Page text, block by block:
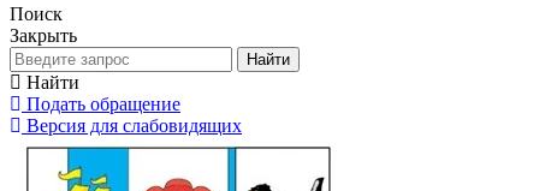
Поиск
Закрыть
Найти
Найти
Подать обращение
Версия для слабовидящих